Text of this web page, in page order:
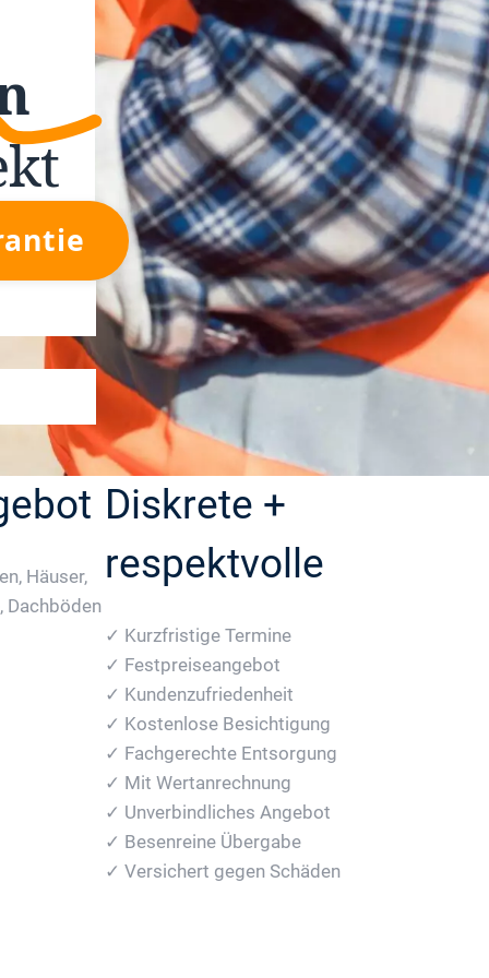
Häuser,
Dachböden
Diskrete +
respektvolle
✓ Kurzfristige Termine
✓ Festpreiseangebot
✓ Kundenzufriedenheit
✓ Kostenlose Besichtigung
✓ Fachgerechte Entsorgung
✓ Mit Wertanrechnung
✓ Unverbindliches Angebot
✓ Besenreine Übergabe
✓ Versichert gegen Schäden